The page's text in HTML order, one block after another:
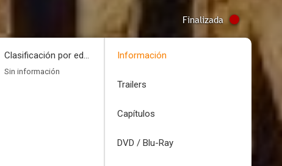
Finalizada
Clasificación por edades
Sin información
Información
Trailers
Capítulos
DVD / Blu-Ray